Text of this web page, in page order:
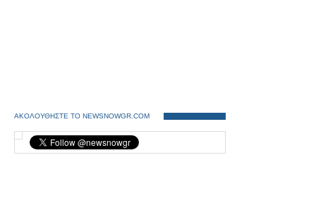
ΑΚΟΛΟΥΘΗΣΤΕ ΤΟ NEWSNOWGR.COM